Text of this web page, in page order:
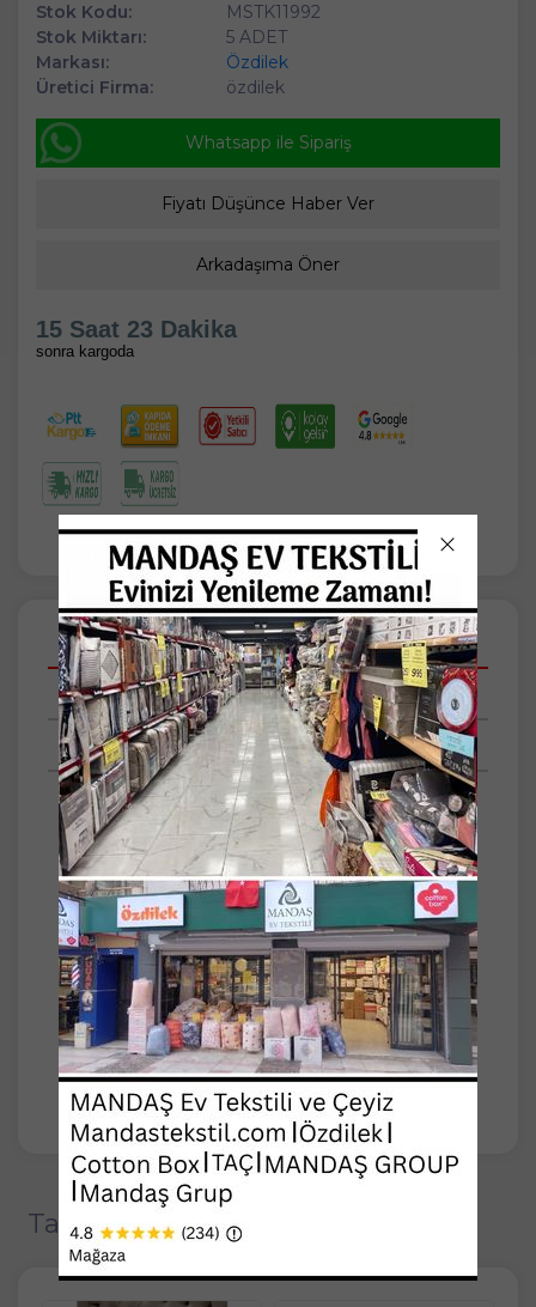
Stok Kodu:
MSTK11992
Stok Miktarı:
5 ADET
Markası:
Özdilek
Üretici Firma:
özdilek
Whatsapp ile Sipariş
Fiyatı Düşünce Haber Ver
Arkadaşıma Öner
15 Saat 23 Dakika
sonra kargoda
Açıklamalar
Taksit Seçenekleri
Tüm Yorumlar
Yastık : 50x70 cm
Ağırlık 900gr
Dış Kumaş %30 Bambu %70 Pamuk
İç Dolgu %30 Bambu %70 Polyester
Yumuşaklık ve rahatlığı bulabileceğiniz,
sağlıklı ve kullanışlı bir yastık
Hafif ve yumuşaktır.
Tavsiye Edilen Ürünler